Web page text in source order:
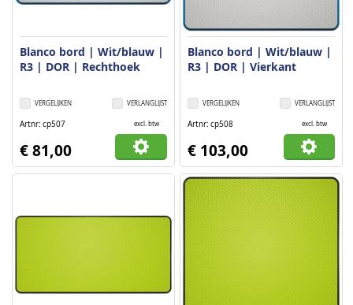
Blanco bord | Wit/blauw |
R3 | DOR | Rechthoek
VERLANGLIJST
VERGELIJKEN
Artnr cp507 excl. btw
€ 81,00
Blanco bord | Wit/blauw |
R3 | DOR | Vierkant
VERLANGLIJST
VERGELIJKEN
Artnr cp508 excl. btw
€ 103,00